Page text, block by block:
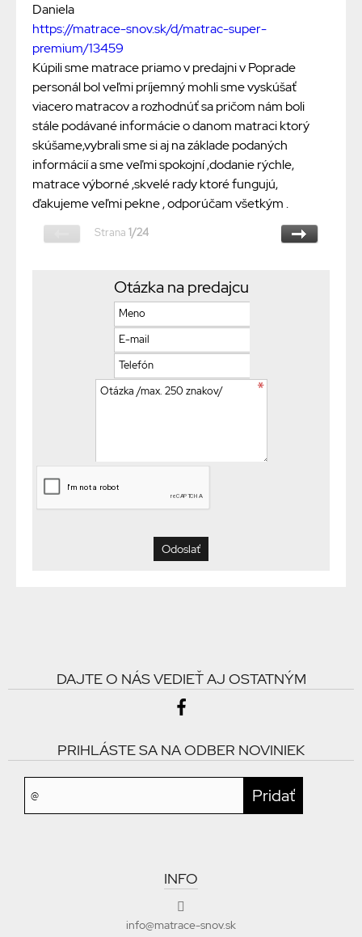
Daniela
https://matrace-snov.sk/d/matrac-super-
premium/13459
Kúpili sme matrace priamo v predajni v Poprade
personál bol veľmi príjemný mohli sme vyskúšať
viacero matracov a rozhodnúť sa pričom nám boli
stále podávané informácie o danom matraci ktorý
skúšame,vybrali sme si aj na základe podaných
informácií a sme veľmi spokojní ,dodanie rýchle,
matrace výborné ,skvelé rady ktoré fungujú,
ďakujeme veľmi pekne , odporúčam všetkým .
Strana 1/24
Otázka na predajcu
DAJTE O NÁS VEDIEŤ AJ OSTATNÝM
PRIHLÁSTE SA NA ODBER NOVINIEK
INFO
info@matrace-snov.sk